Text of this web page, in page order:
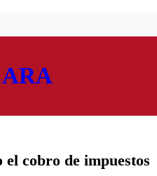
cobro de impuestos